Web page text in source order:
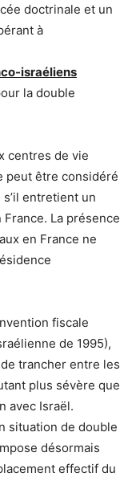
doctrinale et un
à
israéliens
la double
centres de vie
peut être considéré
entretient un
La présence
en France ne
fiscale
de 1995),
trancher entre les
plus sévère que
avec Israël.
situation de double
désormais
effectif du